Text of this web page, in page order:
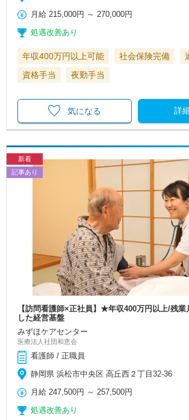
月給 215,000円 ～270,000円
処遇改善あり
年収400万円以上可能 社会保険完備
資格手当
夜勤手当
詳
気になる
新着
記事あり
【訪問看護師×正社員】★年収400万円以上/残業
した経営基盤
みずほケアセンター
医療法人社団和恵会
看護師 / 正職員
静岡県 浜松市中央区 高丘西２丁目32-36
月給 247,500円 ～ 257,500円
処遇改善あり